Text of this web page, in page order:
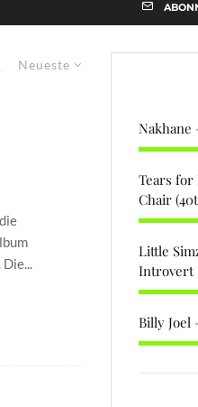
Neueste
Nakhane
Tears for
Chair
Little
Introvert
Billy Joel